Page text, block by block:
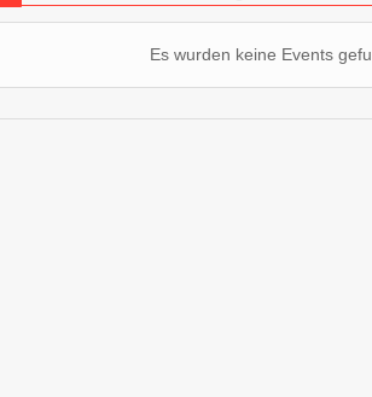
Es wurden keine Events